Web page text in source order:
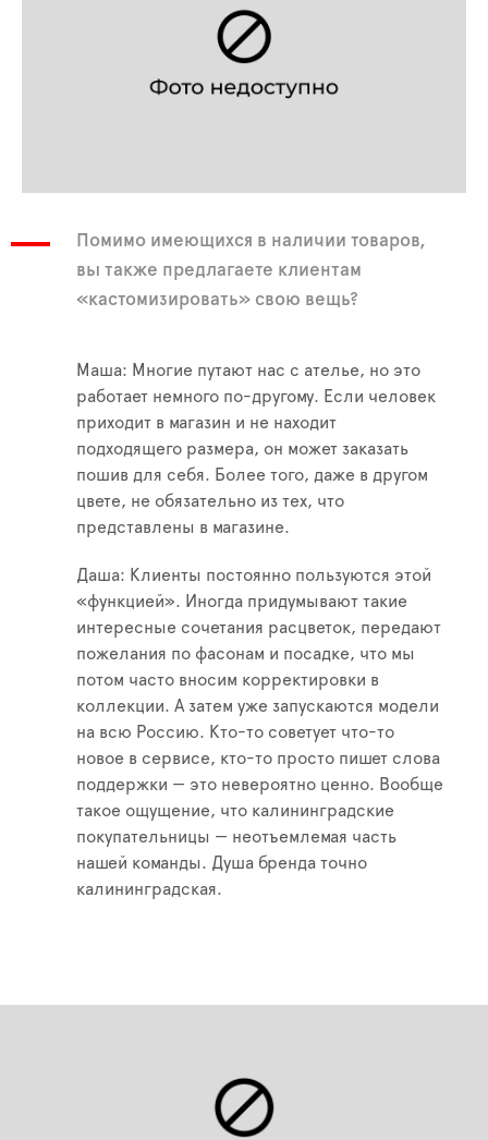
Помимо имеющихся в наличии товаров,
вы также предлагаете клиентам
«кастомизировать» свою вещь?
Маша: Многие путают нас с ателье, но это
работает немного по-другому. Если человек
приходит в магазин и не находит
подходящего размера, он может заказать
пошив для себя. Более того, даже в другом
цвете, не обязательно из тех, что
представлены в магазине.
Даша: Клиенты постоянно пользуются этой
«функцией». Иногда придумывают такие
интересные сочетания расцветок, передают
пожелания по фасонам и посадке, что мы
потом часто вносим корректировки в
коллекции. А затем уже запускаются модели
на всю Россию. Кто-то советует что-то
новое в сервисе, кто-то просто пишет слова
поддержки — это невероятно ценно. Вообще
такое ощущение, что калининградские
покупательницы — неотъемлемая часть
нашей команды. Душа бренда точно
калининградская.